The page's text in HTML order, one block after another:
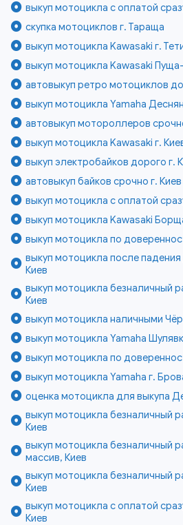
выкуп мотоцикла с оплатой
скупка мотоциклов г. Тараща
выкуп мотоцикла Kawasaki г.
выкуп мотоцикла Kawasaki
автовыкуп ретро мотоциклов
выкуп мотоцикла Yamaha
автовыкуп мотороллеров
выкуп мотоцикла Kawasaki г.
выкуп электробайков дорого г.
автовыкуп байков срочно г. Киев
выкуп мотоцикла с оплатой
выкуп мотоцикла Kawasaki
выкуп мотоцикла по
выкуп мотоцикла после
Киев
выкуп мотоцикла безналичный
Киев
выкуп мотоцикла наличными
выкуп мотоцикла Yamaha
выкуп мотоцикла по
выкуп мотоцикла Yamaha г.
оценка мотоцикла для выкупа
выкуп мотоцикла безналичный
Киев
выкуп мотоцикла безналичный
массив, Киев
выкуп мотоцикла безналичный
Киев
выкуп мотоцикла с оплатой
Киев